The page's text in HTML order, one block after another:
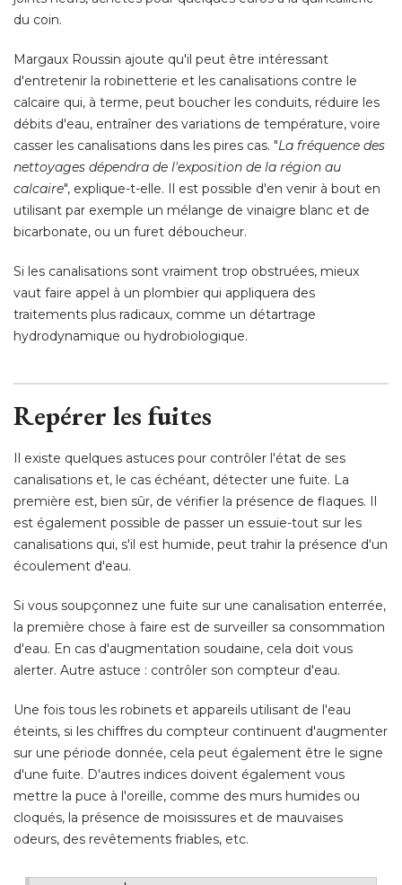
du coin.
Margaux Roussin ajoute qu'il peut être intéressant
d'entretenir la robinetterie et les canalisations contre le
calcaire qui, à terme, peut boucher les conduits, réduire les
débits d'eau, entraîner des variations de température, voire
casser les canalisations dans les pires cas. "La fréquence des
nettoyages dépendra de l'exposition de la région au
calcaire", explique-t-elle. Il est possible d'en venir à bout en
utilisant par exemple un mélange de vinaigre blanc et de
bicarbonate, ou un furet déboucheur.
Si les canalisations sont vraiment trop obstruées, mieux
vaut faire appel à un plombier qui appliquera des
traitements plus radicaux, comme un détartrage
hydrodynamique ou hydrobiologique.
Repérer les fuites
Il existe quelques astuces pour contrôler l'état de ses
canalisations et, le cas échéant, détecter une fuite. La
première est, bien sûr, de vérifier la présence de flaques. Il
est également possible de passer un essuie-tout sur les
canalisations qui, s'il est humide, peut trahir la présence d'un
écoulement d'eau.
Si vous soupçonnez une fuite sur une canalisation enterrée,
la première chose à faire est de surveiller sa consommation
d'eau. En cas d'augmentation soudaine, cela doit vous
alerter. Autre astuce : contrôler son compteur d'eau.
Une fois tous les robinets et appareils utilisant de l'eau
éteints, si les chiffres du compteur continuent d'augmenter
sur une période donnée, cela peut également être le signe
d'une fuite. D'autres indices doivent également vous
mettre la puce à l'oreille, comme des murs humides ou
cloqués, la présence de moisissures et de mauvaises
odeurs, des revêtements friables, etc.